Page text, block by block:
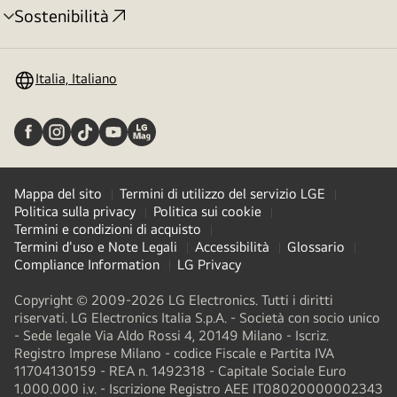
Sostenibilità
Attivazione
Italia, Italiano
Mappa del sito
Termini di utilizzo del servizio LGE
Politica sulla privacy
Politica sui cookie
Termini e condizioni di acquisto
Termini d'uso e Note Legali
Accessibilità
Glossario
Compliance Information
LG Privacy
Copyright © 2009-2026 LG Electronics. Tutti i diritti
riservati. LG Electronics Italia S.p.A. - Società con socio unico
- Sede legale Via Aldo Rossi 4, 20149 Milano - Iscriz.
Registro Imprese Milano - codice Fiscale e Partita IVA
11704130159 - REA n. 1492318 - Capitale Sociale Euro
1.000.000 i.v. - Iscrizione Registro AEE IT08020000002343​